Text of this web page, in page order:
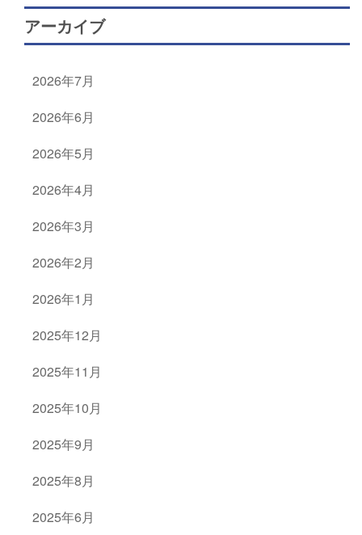
アーカイブ
2026年7月
2026年6月
2026年5月
2026年4月
2026年3月
2026年2月
2026年1月
2025年12月
2025年11月
2025年10月
2025年9月
2025年8月
2025年6月